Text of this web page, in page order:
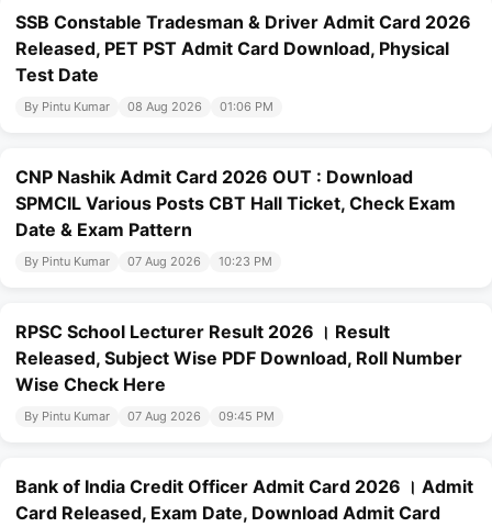
SSB Constable Tradesman & Driver Admit Card 2026
Released, PET PST Admit Card Download, Physical
Test Date
By Pintu Kumar 08 Aug 2026 01:06 PM
CNP Nashik Admit Card 2026 OUT : Download
SPMCIL Various Posts CBT Hall Ticket, Check Exam
Date & Exam Pattern
By Pintu Kumar 07 Aug 2026 10:23 PM
RPSC School Lecturer Result 2026 । Result
Released, Subject Wise PDF Download, Roll Number
Wise Check Here
By Pintu Kumar 07 Aug 2026 09:45 PM
Bank of India Credit Officer Admit Card 2026 । Admit
Card Released, Exam Date, Download Admit Card